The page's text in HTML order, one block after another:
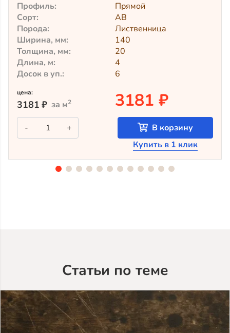
Профиль:
Прямой
Сорт:
АВ
Порода:
Лиственница
Ширина, мм:
140
Толщина, мм:
20
Длина, м:
4
Досок в уп.:
6
цена:
3181 ₽ за м2 3181 ₽
-
Количество
товара
Крашеный
лиственницы
+
В корзину
Купить в 1 клик
Статьи по теме